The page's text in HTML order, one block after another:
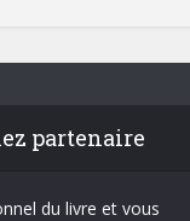
partenaire
du livre et vous